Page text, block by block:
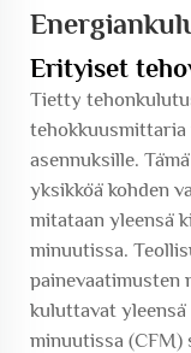
Erityiset
Tietty
asennuksille.
yksikköä kohden
mitataan yleensä
minuutissa.
painevaatimusten
kuluttavat yleensä
minuutissa (CFM)